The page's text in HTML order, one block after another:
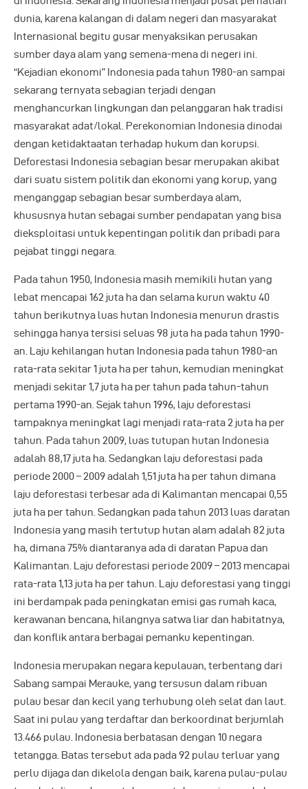
dunia, karena kalangan di dalam negeri dan masyarakat
Internasional begitu gusar menyaksikan perusakan
sumber daya alam yang semena-mena di negeri ini.
“Kejadian ekonomi” Indonesia pada tahun 1980-an sampai
sekarang ternyata sebagian terjadi dengan
menghancurkan lingkungan dan pelanggaran hak tradisi
masyarakat adat/lokal. Perekonomian Indonesia dinodai
dengan ketidaktaatan terhadap hukum dan korupsi.
Deforestasi Indonesia sebagian besar merupakan akibat
dari suatu sistem politik dan ekonomi yang korup, yang
menganggap sebagian besar sumberdaya alam,
khususnya hutan sebagai sumber pendapatan yang bisa
dieksploitasi untuk kepentingan politik dan pribadi para
pejabat tinggi negara.
Pada tahun 1950, Indonesia masih memikili hutan yang
lebat mencapai 162 juta ha dan selama kurun waktu 40
tahun berikutnya luas hutan Indonesia menurun drastis
sehingga hanya tersisi seluas 98 juta ha pada tahun 1990-
an. Laju kehilangan hutan Indonesia pada tahun 1980-an
rata-rata sekitar 1 juta ha per tahun, kemudian meningkat
menjadi sekitar 1,7 juta ha per tahun pada tahun-tahun
pertama 1990-an. Sejak tahun 1996, laju deforestasi
tampaknya meningkat lagi menjadi rata-rata 2 juta ha per
tahun. Pada tahun 2009, luas tutupan hutan Indonesia
adalah 88,17 juta ha. Sedangkan laju deforestasi pada
periode 2000 – 2009 adalah 1,51 juta ha per tahun dimana
laju deforestasi terbesar ada di Kalimantan mencapai 0,55
juta ha per tahun. Sedangkan pada tahun 2013 luas daratan
Indonesia yang masih tertutup hutan alam adalah 82 juta
ha, dimana 75% diantaranya ada di daratan Papua dan
Kalimantan. Laju deforestasi periode 2009 – 2013 mencapai
rata-rata 1,13 juta ha per tahun. Laju deforestasi yang tinggi
ini berdampak pada peningkatan emisi gas rumah kaca,
kerawanan bencana, hilangnya satwa liar dan habitatnya,
dan konflik antara berbagai pemanku kepentingan.
Indonesia merupakan negara kepulauan, terbentang dari
Sabang sampai Merauke, yang tersusun dalam ribuan
pulau besar dan kecil yang terhubung oleh selat dan laut.
Saat ini pulau yang terdaftar dan berkoordinat berjumlah
13.466 pulau. Indonesia berbatasan dengan 10 negara
tetangga. Batas tersebut ada pada 92 pulau terluar yang
perlu dijaga dan dikelola dengan baik, karena pulau-pulau